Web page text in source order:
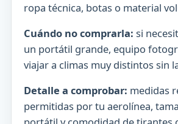
ropa técnica, botas o material
Cuándo no comprarla: si
un portátil grande, equipo
viajar a climas muy distintos sin
Detalle a comprobar: medidas
permitidas por tu aerolínea,